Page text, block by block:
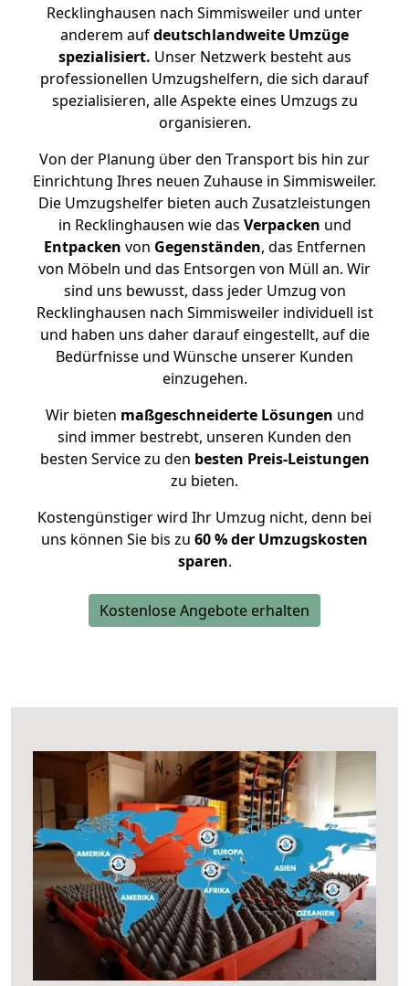
Recklinghausen nach Simmisweiler und unter
anderem aufdeutschlandweite Umzüge
spezialisiert. Unser Netzwerk besteht aus
professionellen Umzugshelfern, die sich darauf
spezialisieren, alle Aspekte eines Umzugs zu
organisieren.
Von der Planung über den Transport bis hin zur
Einrichtung Ihres neuen Zuhause in Simmisweiler.
Die Umzugshelfer bieten auch Zusatzleistungen
in Recklinghausen wie das Verpacken und
Entpacken von Gegenständen, das Entfernen
von Möbeln und das Entsorgen von Müll an. Wir
sind uns bewusst, dass jeder Umzug von
Recklinghausen nach Simmisweiler individuell ist
und haben uns daher darauf eingestellt, auf die
Bedürfnisse und Wünsche unserer Kunden
einzugehen.
Wir bieten maßgeschneiderte Lösungen und
sind immer bestrebt, unseren Kunden den
besten Service zu den besten Preis-Leistungen
zu bieten.
Kostengünstiger wird Ihr Umzug nicht, denn bei
uns können Sie bis zu 60 % der Umzugskosten
sparen.
Kostenlose Angebote erhalten